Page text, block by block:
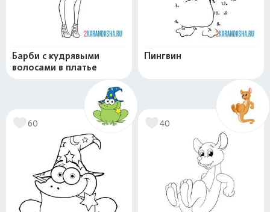
Барби с кудрявыми
волосами в платье
Пингвин
60 40